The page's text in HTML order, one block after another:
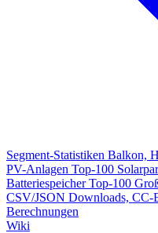
Segment-Statistiken Balkon,
PV-Anlagen Top-100
Batteriespeicher Top-100
CSV/JSON Downloads, CC-
Berechnungen
Wiki